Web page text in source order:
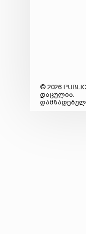
© 2026
დაცულია.